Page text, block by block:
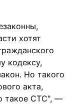
хотят
кодексу,
Но такого
акта,
такое СТС", —